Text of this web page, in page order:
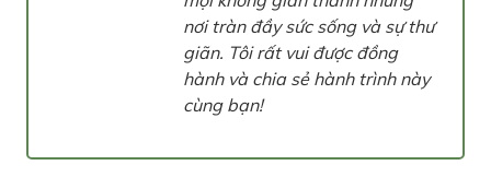
nơi tràn đầy sức sống và sự thư
giãn. Tôi rất vui được đồng
hành và chia sẻ hành trình này
cùng bạn!